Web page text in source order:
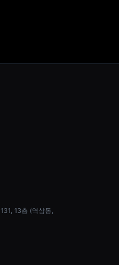
13층 (역삼동,